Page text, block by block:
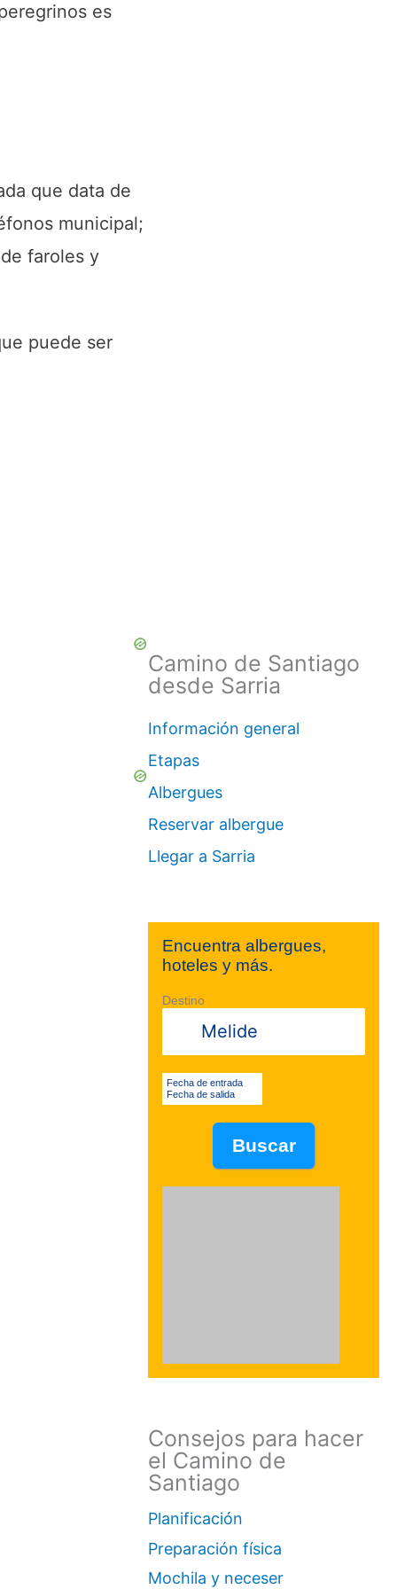
es
que data de
municipal;
faroles y
puede ser
Camino de Santiago
desde Sarria
Información general
Etapas
Albergues
Reservar albergue
Llegar a Sarria
Encuentra albergues,
hoteles y más.
Destino
Fecha de entrada
Fecha de salida
Consejos para hacer
el Camino de
Santiago
Planificación
Preparación física
Mochila y neceser